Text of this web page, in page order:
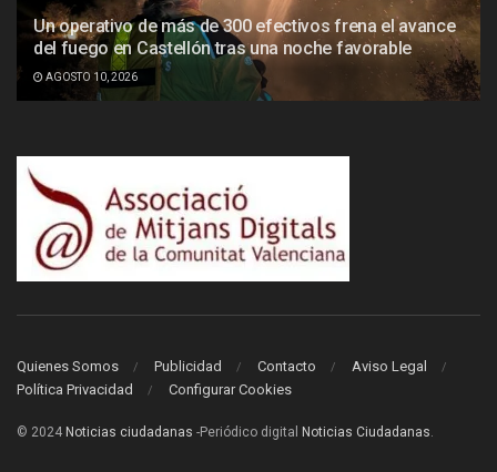
Un operativo de más de 300 efectivos frena el avance
del fuego en Castellón tras una noche favorable
AGOSTO 10, 2026
Quienes Somos Publicidad Contacto
Aviso Legal
Política Privacidad
Configurar Cookies
© 2024 Noticias ciudadanas -Periódico digital Noticias Ciudadanas